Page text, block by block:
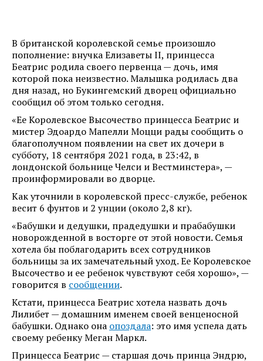
В британской королевской семье произошло
пополнение: внучка Елизаветы II, принцесса
Беатрис родила своего первенца — дочь, имя
которой пока неизвестно. Малышка родилась два
дня назад, но Букингемский дворец официально
сообщил об этом только сегодня.
«Ее Королевское Высочество принцесса Беатрис и
мистер Эдоардо Мапелли Моцци рады сообщить о
благополучном появлении на свет их дочери в
субботу, 18 сентября 2021 года, в 23:42, в
лондонской больнице Челси и Вестминстера», —
проинформировали во дворце.
Как уточнили в королевской пресс-службе, ребенок
весит 6 фунтов и 2 унции (около 2,8 кг).
«Бабушки и дедушки, прадедушки и прабабушки
новорожденной в восторге от этой новости. Семья
хотела бы поблагодарить всех сотрудников
больницы за их замечательный уход. Ее Королевское
Высочество и ее ребенок чувствуют себя хорошо», —
говорится в сообщении.
Кстати, принцесса Беатрис хотела назвать дочь
Лилибет — домашним именем своей венценосной
бабушки. Однако она опоздала: это имя успела дать
своему ребенку Меган Маркл.
Принцесса Беатрис — старшая дочь принца Эндрю,